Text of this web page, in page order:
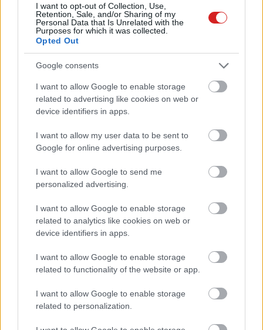
I want to opt-out of Collection, Use,
Retention, Sale, and/or Sharing of my
Personal Data that Is Unrelated with the
Purposes for which it was collected.
Opted Out
Google consents
I want to allow Google to enable storage
related to advertising like cookies on web or
device identifiers in apps.
I want to allow my user data to be sent to
Google for online advertising purposes.
I want to allow Google to send me
personalized advertising.
I want to allow Google to enable storage
related to analytics like cookies on web or
device identifiers in apps.
I want to allow Google to enable storage
related to functionality of the website or app.
I want to allow Google to enable storage
related to personalization.
PCW.master| 2022.08.02 06:50
Amerikában új szervezetet
A NASA is vizsgálni fogja az UFO-
gyanús észleléseket
Eddig nem látott UFO-videókat
Pentagon
PCW.lite| 2022.05.19 13:07
Mindenben szintet lépnek az Acer
gépek
PCW.lite| 2022.01.05 13:30
Embertelen körülmények miatt
lázadtak fel egy iPhone gyár
computertrends.hu| 2021.12.30 15:14
Senkinek sem kellenek a Ubisoft